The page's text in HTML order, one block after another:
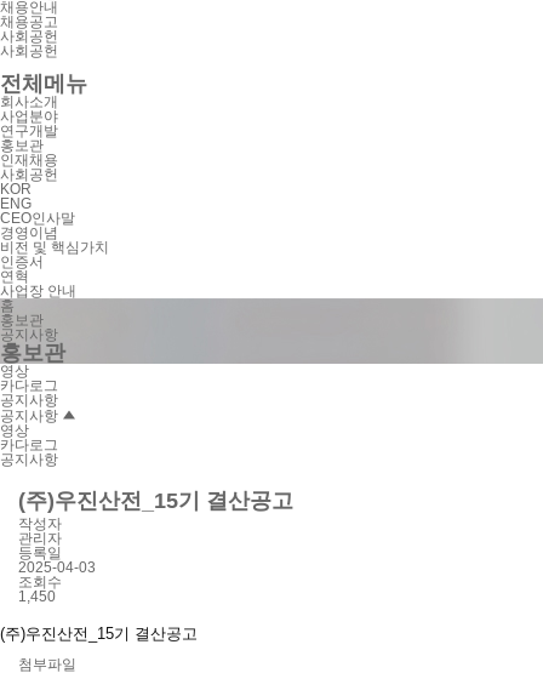
채용안내
채용공고
사회공헌
사회공헌
전체메뉴
회사소개
사업분야
연구개발
홍보관
인재채용
사회공헌
KOR
ENG
CEO인사말
경영이념
비전 및 핵심가치
인증서
연혁
사업장 안내
홈
홍보관
공지사항
홍보관
영상
카다로그
공지사항
공지사항
영상
카다로그
공지사항
(주)우진산전_15기 결산공고
작성자
관리자
등록일
2025-04-03
조회수
1,450
(주)우진산전_15기 결산공고
첨부파일